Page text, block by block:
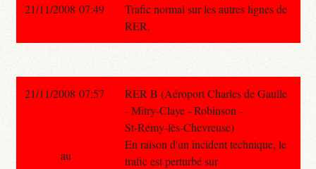
Trafic normal sur les autres lignes de
RER.
21/11/2008 07:49
21/11/2008 07:57
RER B (Aéroport Charles de Gaulle
- Mitry-Claye - Robinson -
St-Rémy-lès-Chevreuse)
En raison d'un incident technique, le
trafic est perturbé sur
au